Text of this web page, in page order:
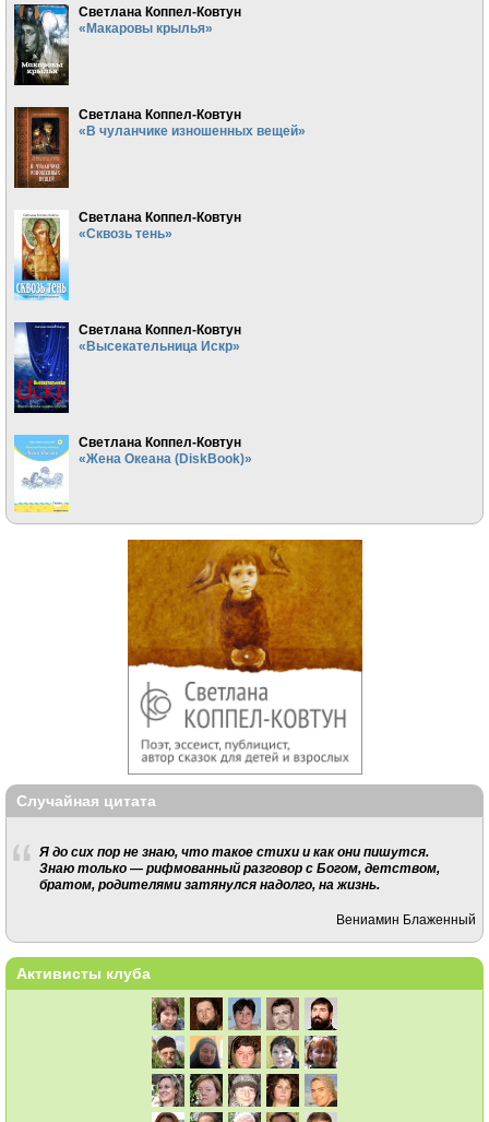
Светлана Коппел-Ковтун
«Макаровы крылья»
Светлана Коппел-Ковтун
«В чуланчике изношенных вещей»
Светлана Коппел-Ковтун
«Сквозь тень»
Светлана Коппел-Ковтун
«Высекательница Искр»
Светлана Коппел-Ковтун
«Жена Океана (DiskBook)»
Случайная цитата
Я до сих пор не знаю, что такое стихи и как они пишутся.
Знаю только — рифмованный разговор с Богом, детством,
братом, родителями затянулся надолго, на жизнь.
Вениамин Блаженный
Активисты клуба